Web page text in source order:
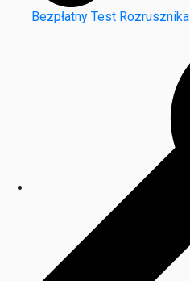
Bezpłatny Test Rozrusznika